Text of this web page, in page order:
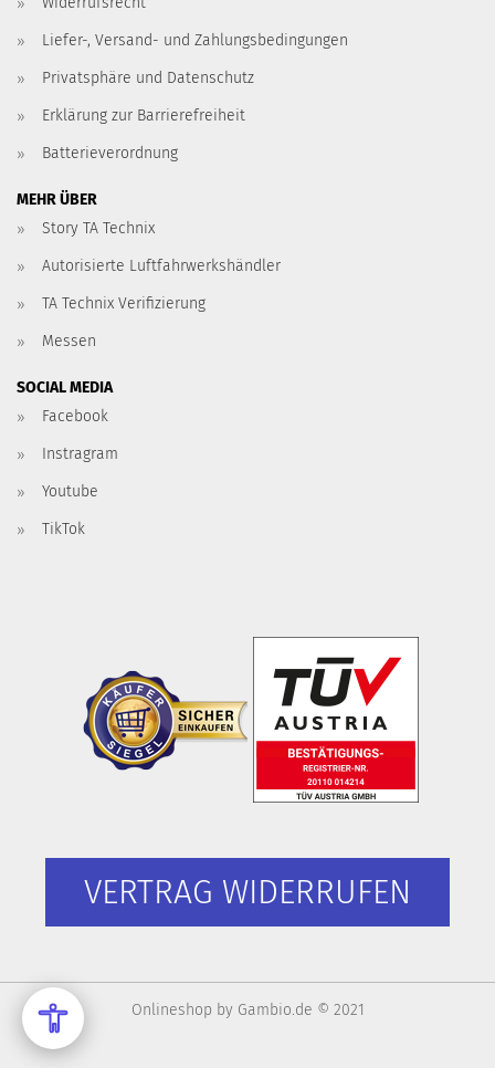
Liefer-, Versand- und Zahlungsbedingungen
Privatsphäre und Datenschutz
Erklärung zur Barrierefreiheit
Batterieverordnung
MEHR ÜBER
Story TA Technix
Autorisierte Luftfahrwerkshändler
TA Technix Verifizierung
Messen
SOCIAL MEDIA
Facebook
Instragram
Youtube
TikTok
VERTRAG WIDERRUFEN
Onlineshop by Gambio.de © 2021